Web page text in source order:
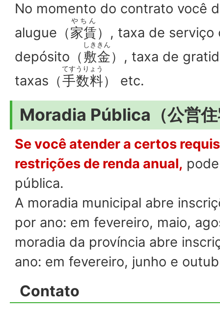
No momento do contrato você
alugue （家賃
やちん
） , taxa de serviço
depósito （敷金
しききん
） , taxa de
taxas （手数料
てすうりょう
） etc.
Moradia Pública（公営
Se você atender a certos
restrições de renda anual,
pública.
A moradia municipal abre
por ano: em fevereiro, maio,
moradia da província abre
ano: em fevereiro, junho e
Contato